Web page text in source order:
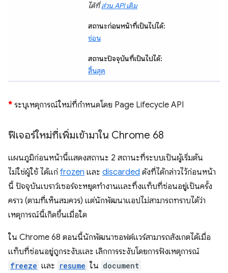
ได้ที่ส่วน API เดิม
สถานะก่อนหน้าที่เป็นไปได้:
ซ่อน
สถานะปัจจุบันที่เป็นไปได้:
สิ้นสุด
* ระบุเหตุการณ์ใหม่ที่กำหนดโดย Page Lifecycle API
ฟีเจอร์ใหม่ที่เพิ่มเข้ามาใน Chrome 68
แผนภูมิก่อนหน้านี้แสดงสถานะ 2 สถานะที่ระบบเป็นผู้เริ่มต้น
ไม่ใช่ผู้ใช้ ได้แก่ frozen และ discarded ดังที่ได้กล่าวไว้ก่อนหน้า
นี้ ปัจจุบันเบราว์เซอร์จะหยุดทำงานและทิ้งแท็บที่ซ่อนอยู่เป็นครั้ง
คราว (ตามที่เห็นสมควร) แต่นักพัฒนาแอปไม่สามารถทราบได้ว่า
เหตุการณ์นี้เกิดขึ้นเมื่อใด
ใน Chrome 68 ตอนนี้นักพัฒนาซอฟต์แวร์สามารถสังเกตได้เมื่อ
แท็บที่ซ่อนอยู่ถูกระงับและ เลิกการระงับโดยการฟังเหตุการณ์
freeze และ resume ใน document